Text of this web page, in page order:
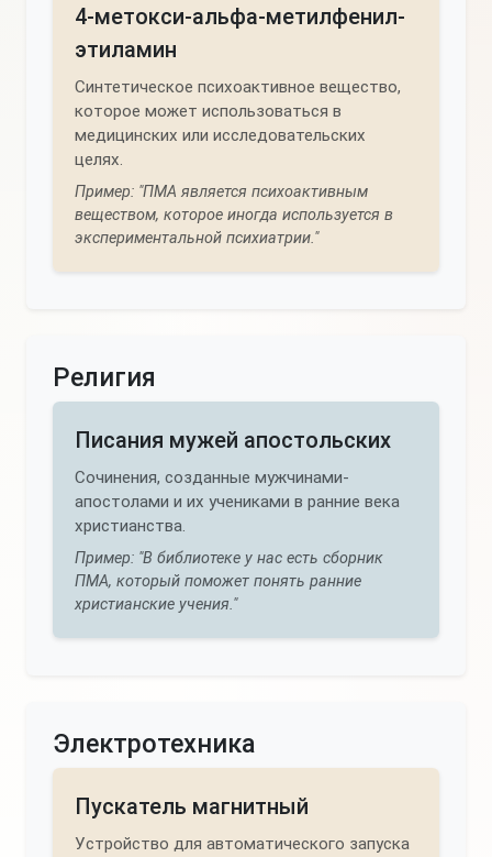
4-метокси-альфа-метилфенил-
этиламин
Синтетическое психоактивное вещество,
которое может использоваться в
медицинских или исследовательских
целях.
Пример: "ПМА является психоактивным
веществом, которое иногда используется в
экспериментальной психиатрии."
Религия
Писания мужей апостольских
Сочинения, созданные мужчинами-
апостолами и их учениками в ранние века
христианства.
Пример: "В библиотеке у нас есть сборник
ПМА, который поможет понять ранние
христианские учения."
Электротехника
Пускатель магнитный
Устройство для автоматического запуска